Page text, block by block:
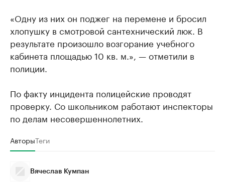
«Одну из них он поджег на перемене и бросил
хлопушку в смотровой сантехнический люк. В
результате произошло возгорание учебного
кабинета площадью 10 кв. м.», — отметили в
полиции.
По факту инцидента полицейские проводят
проверку. Со школьником работают инспекторы
по делам несовершеннолетних.
АвторыТеги
Вячеслав Кумпан